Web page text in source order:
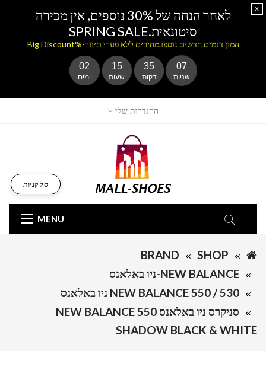
ההגדרות שלי
MENU
סל קניות
SHOP
BRAND
NEW BALANCE-ניו באלאנס
NEW BALANCE 550 / 530 ניו באלאנס
סניקרס ניו באלאנס NEW BALANCE 550
SHADOW BLACK & WHITE
לאחר הנחה של 30% נוספים, אין מכירה
סיטונאית.SPRING SALE
המון דגמים חדשים נוספו.מחירים ללא פערי תיווך-%Big Discount
02
ימים
15
שעות
35
דקות
07
שניות
x